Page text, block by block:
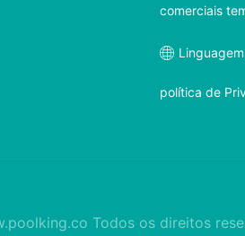
comerciais
Linguagem
política de
Todos os direitos